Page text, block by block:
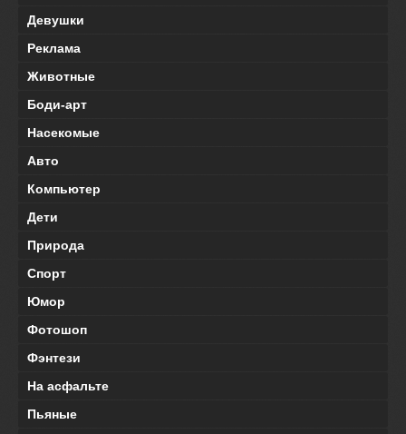
Девушки
Реклама
Животные
Боди-арт
Насекомые
Авто
Компьютер
Дети
Природа
Спорт
Юмор
Фотошоп
Фэнтези
На асфальте
Пьяные